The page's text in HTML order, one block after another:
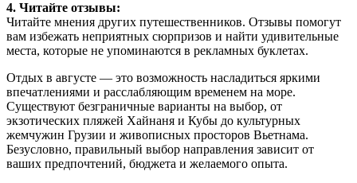
4. Читайте отзывы:
Читайте мнения других путешественников. Отзывы помогут
вам избежать неприятных сюрпризов и найти удивительные
места, которые не упоминаются в рекламных буклетах.
Отдых в августе — это возможность насладиться яркими
впечатлениями и расслабляющим временем на море.
Существуют безграничные варианты на выбор, от
экзотических пляжей Хайнаня и Кубы до культурных
жемчужин Грузии и живописных просторов Вьетнама.
Безусловно, правильный выбор направления зависит от
ваших предпочтений, бюджета и желаемого опыта.